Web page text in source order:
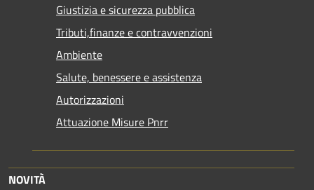
Giustizia e sicurezza pubblica
Tributi,finanze e contravvenzioni
Ambiente
Salute, benessere e assistenza
Autorizzazioni
Attuazione Misure Pnrr
NOVITÀ